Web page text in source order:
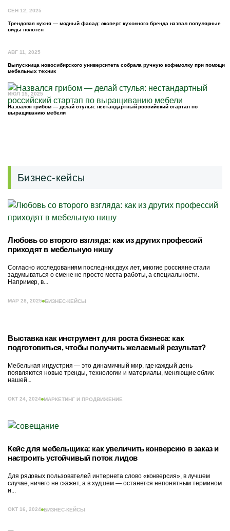
СЕН 12, 2025
Трендовая кухня — модный фасад: эксперт кухонного бренда назвал популярные
виды полотен
АВГ 11, 2025
Выпускница новосибирского университета собрала ручную кофемолку при помощи
мебельных техник
ИЮЛ 15, 2025
Назвался грибом — делай стулья: нестандартный российский стартап по
выращиванию мебели
Бизнес-кейсы
Любовь со второго взгляда: как из других профессий
приходят в мебельную нишу
Согласно исследованиям последних двух лет, многие россияне стали
задумываться о смене не просто места работы, а специальности.
Например, в...
МАР 28, 2025 БИЗНЕС-КЕЙСЫ
Выставка как инструмент для роста бизнеса: как
подготовиться, чтобы получить желаемый результат?
Мебельная индустрия — это динамичный мир, где каждый день
появляются новые тренды, технологии и материалы, меняющие облик
нашей...
ОКТ 24, 2024 МАРКЕТИНГ И ПРОДВИЖЕНИЕ
Кейс для мебельщика: как увеличить конверсию в заказ и
настроить устойчивый поток лидов
Для рядовых пользователей интернета слово «конверсия», в лучшем
случае, ничего не скажет, а в худшем — останется непонятным термином
и...
ОКТ 16, 2024 БИЗНЕС-КЕЙСЫ